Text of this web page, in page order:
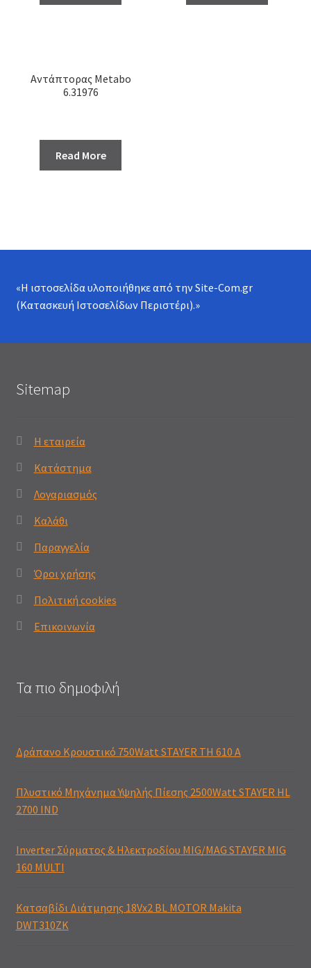
Αντάπτορας Metabo
6.31976
Read More
«Η ιστοσελίδα υλοποιήθηκε από τηνSite-Com.gr
(Κατασκευή Ιστοσελίδων Περιστέρι).»
Sitemap
Η εταιρεία
Κατάστημα
Λογαριασμός
Καλάθι
Παραγγελία
Όροι χρήσης
Πολιτική cookies
Επικοινωνία
Τα πιο δημοφιλή
Δράπανο Κρουστικό 750Watt STAYER TH 610 A
Πλυστικό Μηχάνημα Υψηλής Πίεσης 2500Watt STAYER HL
2700 IND
Inverter Σύρματος & Ηλεκτροδίου MIG/MAG STAYER MIG
160 MULTI
Κατσαβίδι Διάτμησης 18Vx2 BL MOTOR Makita
DWT310ZK